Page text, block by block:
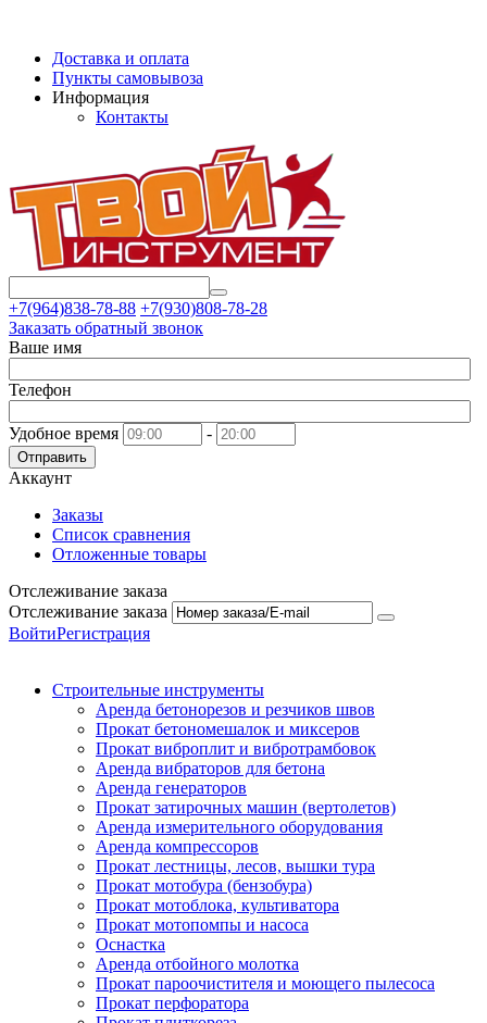
Доставка и оплата
Пункты самовывоза
Информация
Контакты
+7(964)838-78-88 +7(930)808-78-28
Заказать обратный звонок
Ваше имя
Телефон
Удобное время -
Отправить
Аккаунт
Заказы
Список сравнения
Отложенные товары
Отслеживание заказа
Отслеживание заказа
ВойтиРегистрация
Строительные инструменты
Аренда бетонорезов и резчиков швов
Прокат бетономешалок и миксеров
Прокат виброплит и вибротрамбовок
Аренда вибраторов для бетона
Аренда генераторов
Прокат затирочных машин (вертолетов)
Аренда измерительного оборудования
Аренда компрессоров
Прокат лестницы, лесов, вышки тура
Прокат мотобура (бензобура)
Прокат мотоблока, культиватора
Прокат мотопомпы и насоса
Оснастка
Аренда отбойного молотка
Прокат пароочистителя и моющего пылесоса
Прокат перфоратора